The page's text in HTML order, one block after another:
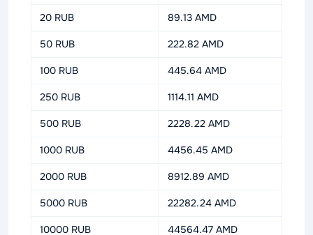
20 RUB 89.13 AMD
50 RUB 222.82 AMD
100 RUB 445.64 AMD
250 RUB 1114.11 AMD
500 RUB 2228.22 AMD
1000 RUB 4456.45 AMD
2000 RUB 8912.89 AMD
5000 RUB 22282.24 AMD
10000 RUB 44564.47 AMD